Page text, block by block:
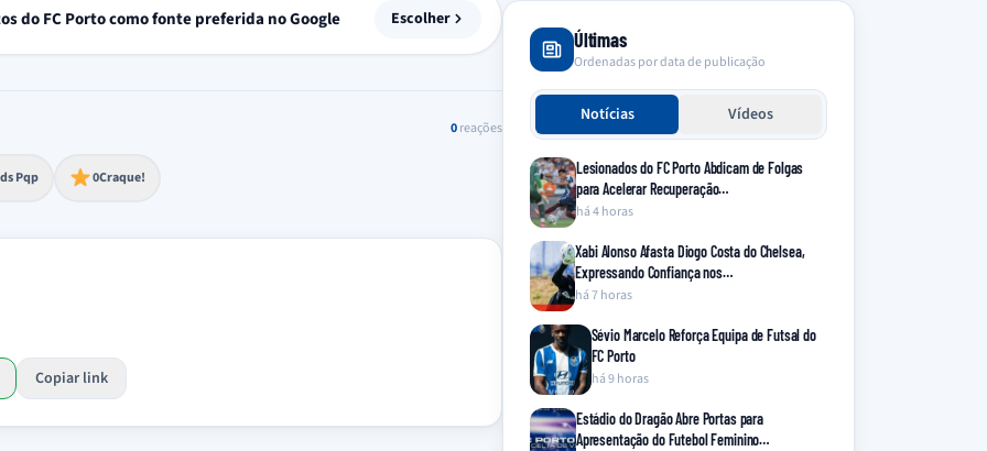
do FC Porto como fonte preferida no Google Escolher
0reações
Pqp
extremo 0Craque!
Copiar link
Últimas
Ordenadas por data de publicação
Notícias Vídeos
Lesionados do FC Porto Abdicam de Folgas
para Acelerar Recuperação…
há 4 horas
Xabi Alonso Afasta Diogo Costa do Chelsea,
Expressando Confiança nos…
há 7 horas
Sévio Marcelo Reforça Equipa de Futsal do
FC Porto
há 9 horas
Estádio do Dragão Abre Portas para
Apresentação do Futebol Feminino…